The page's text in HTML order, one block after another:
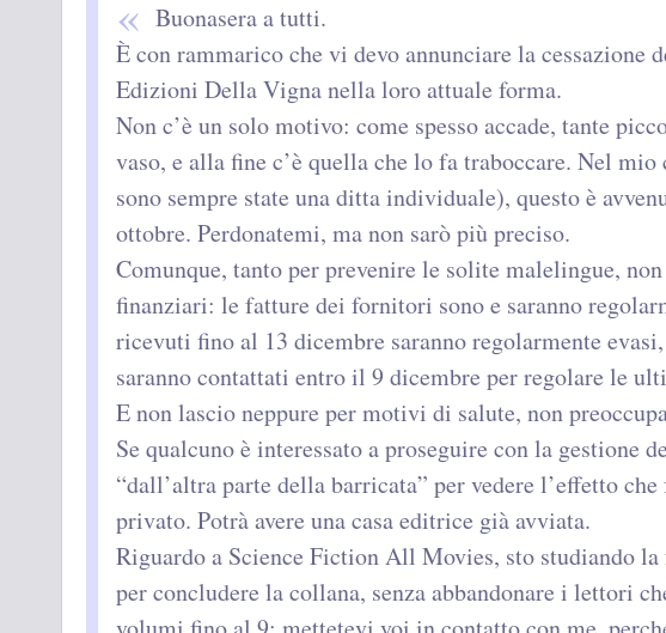
Buonasera a tutti.
È con rammarico che vi devo annunciare la cessazione
Edizioni Della Vigna nella loro attuale forma.
Non c’è un solo motivo: come spesso accade, tante
vaso, e alla fine c’è quella che lo fa traboccare. Nel
sono sempre state una ditta individuale), questo è
ottobre. Perdonatemi, ma non sarò più preciso.
Comunque, tanto per prevenire le solite malelingue,
finanziari: le fatture dei fornitori sono e saranno
ricevuti fino al 13 dicembre saranno regolarmente
saranno contattati entro il 9 dicembre per regolare le
E non lascio neppure per motivi di salute, non
Se qualcuno è interessato a proseguire con la gestione
“dall’altra parte della barricata” per vedere l’effetto
privato. Potrà avere una casa editrice già avviata.
Riguardo a Science Fiction All Movies, sto studiando
per concludere la collana, senza abbandonare i lettori